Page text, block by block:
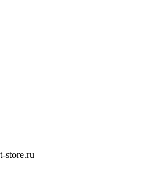
store.ru